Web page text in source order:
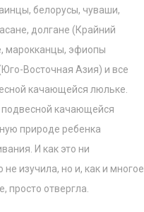
белорусы, чуваши,
долгане (Крайний
марокканцы, эфиопы
Восточная Азия) и все
качающейся люльке.
подвесной качающейся
природе ребенка
И как это ни
изучила, но и, как и многое
просто отвергла.